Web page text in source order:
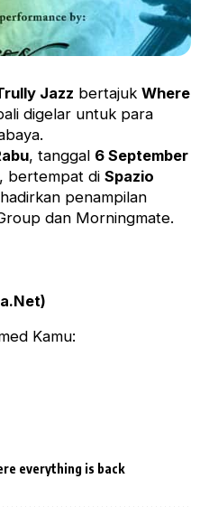
Jazz bertajuk Where
digelar untuk para
, tanggal 6 September
bertempat di Spazio
penampilan
dan Morningmate.
Kamu:
everything is back